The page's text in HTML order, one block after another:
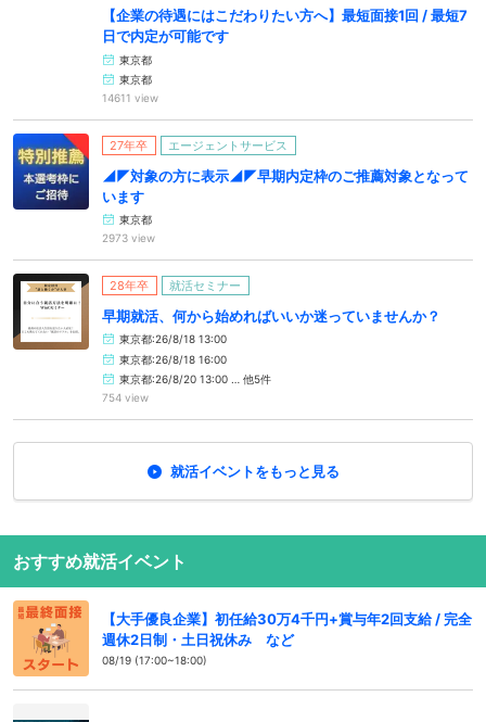
【企業の待遇にはこだわりたい方へ】最短面接1回 / 最短7
日で内定が可能です
東京都
東京都
14611 view
27年卒 エージェントサービス
◢◤対象の方に表示◢◤早期内定枠のご推薦対象となって
います
東京都
2973 view
28年卒 就活セミナー
早期就活、何から始めればいいか迷っていませんか？
東京都:26/8/18 13:00
東京都:26/8/18 16:00
東京都:26/8/20 13:00 … 他5件
754 view
就活イベントをもっと見る
おすすめ就活イベント
【大手優良企業】初任給30万4千円+賞与年2回支給 / 完全
週休2日制・土日祝休み など
08/19 (17:00~18:00)